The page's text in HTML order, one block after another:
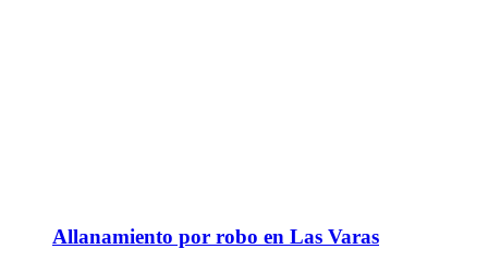
Allanamiento por robo en Las Varas